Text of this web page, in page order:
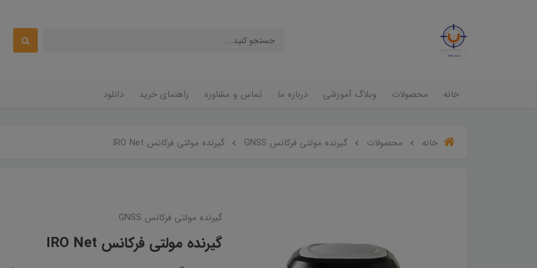
خانه محصولات وبلاگ آموزشی درباره ما تماس و مشاوره راهنمای خرید دانلود
خانه محصولات گیرنده مولتی فرکانس GNSS گیرنده مولتی فرکانس IRO Net
گیرنده مولتی فرکانس GNSS
گیرنده مولتی فرکانس IRO Net